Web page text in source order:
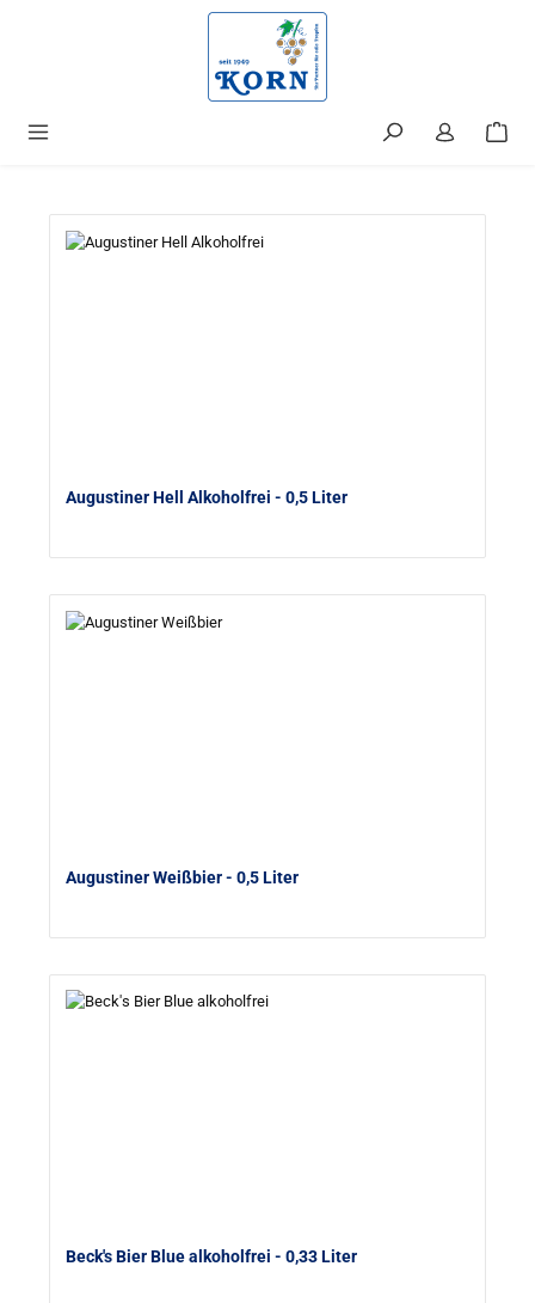
Augustiner Hell Alkoholfrei - 0,5 Liter
Augustiner Weißbier- 0,5 Liter
Beck's Bier Blue alkoholfrei - 0,33 Liter